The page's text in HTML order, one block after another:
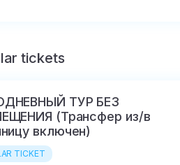
tickets
ТУР БЕЗ
(Трансфер из/в
включен)
TICKET